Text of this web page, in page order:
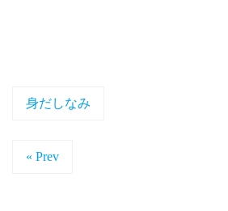
身だしなみ
« Prev